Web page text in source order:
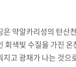
은 약알카리성의 탄산
회색빛 수질을 가진
지고 광채가 나는 것으